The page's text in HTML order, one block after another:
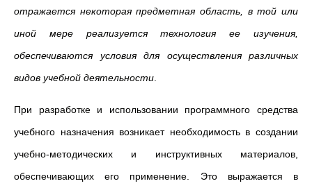
отражается некоторая предметная область, в той или
иной мере реализуется технология ее изучения,
обеспечиваются условия для осуществления различных
видов учебной деятельности
При разработке и использовании программного средства
учебного назначения возникает необходимость в создании
учебно-методических и инструктивных материалов,
обеспечивающих его применение. Это выражается в